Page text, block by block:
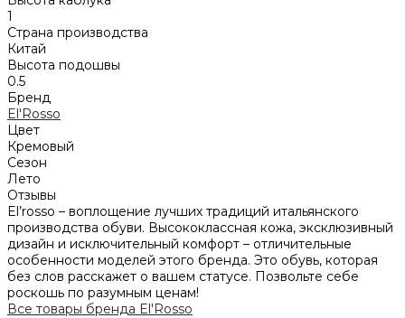
1
Страна производства
Китай
Высота подошвы
0.5
Бренд
El'Rosso
Цвет
Кремовый
Сезон
Лето
Отзывы
El’rosso – воплощение лучших традиций итальянского
производства обуви. Высококлассная кожа, эксклюзивный
дизайн и исключительный комфорт – отличительные
особенности моделей этого бренда. Это обувь, которая
без слов расскажет о вашем статусе. Позвольте себе
роскошь по разумным ценам!
Все товары бренда El'Rosso